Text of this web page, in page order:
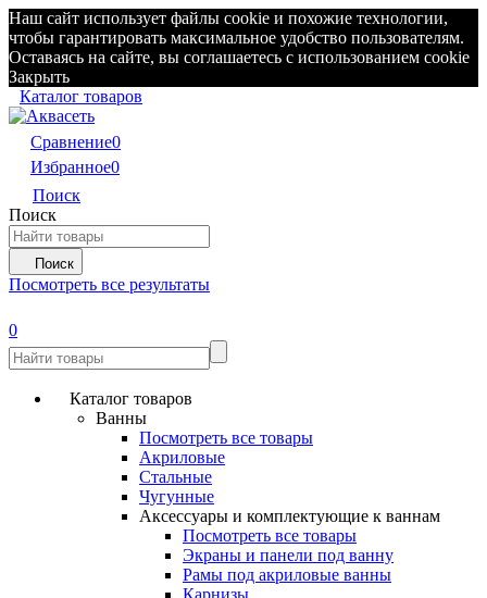
Наш сайт использует файлы cookie и похожие технологии,
чтобы гарантировать максимальное удобство пользователям.
Оставаясь на сайте, вы соглашаетесь с использованием cookie
Закрыть
Каталог товаров
Сравнение0
Избранное0
Поиск
Поиск
Поиск
Посмотреть все результаты
0
Каталог товаров
Ванны
Посмотреть все товары
Акриловые
Стальные
Чугунные
Аксессуары и комплектующие к ваннам
Посмотреть все товары
Экраны и панели под ванну
Рамы под акриловые ванны
Карнизы